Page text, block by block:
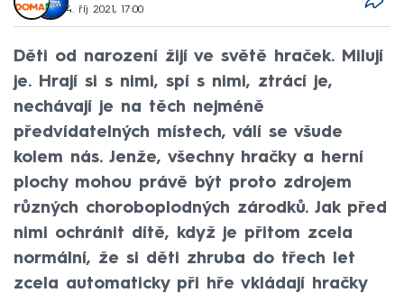
4. říj 2021, 17:00
Děti od narození žijí ve světě hraček. Milují
je. Hrají si s nimi, spí s nimi, ztrácí je,
nechávají je na těch nejméně
předvídatelných místech, válí se všude
kolem nás. Jenže, všechny hračky a herní
plochy mohou právě být proto zdrojem
různých choroboplodných zárodků. Jak před
nimi ochránit dítě, když je přitom zcela
normální, že si děti zhruba do třech let
zcela automaticky při hře vkládají hračky